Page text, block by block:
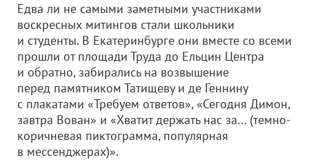
Едва ли не самыми заметными участниками
воскресных митингов стали школьники
и студенты. В Екатеринбурге они вместе со всеми
прошли от площади Труда до Ельцин Центра
и обратно, забирались на возвышение
перед памятником Татищеву и де Геннину
с плакатами «Требуем ответов», «Сегодня Димон,
завтра Вован» и «Хватит держать нас за… (темно-
коричневая пиктограмма, популярная
в мессенджерах)».